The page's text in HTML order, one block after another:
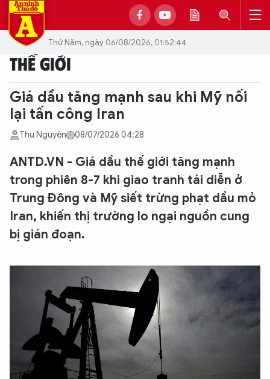
Thứ Năm, ngày 06/08/2026, 01:52:44
THẾ GIỚI
Giá dầu tăng mạnh sau khi Mỹ nối
lại tấn công Iran
Thu Nguyên 08/07/2026 04:28
ANTD.VN - Giá dầu thế giới tăng mạnh
trong phiên 8-7 khi giao tranh tái diễn ở
Trung Đông và Mỹ siết trừng phạt dầu mỏ
Iran, khiến thị trường lo ngại nguồn cung
bị gián đoạn.